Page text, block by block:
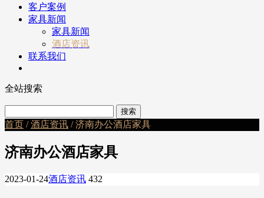
客户案例
家具新闻
家具新闻
酒店资讯
联系我们
全站搜索
首页 /酒店资讯 / 济南办公酒店家具
济南办公酒店家具
2023-01-24酒店资讯 432